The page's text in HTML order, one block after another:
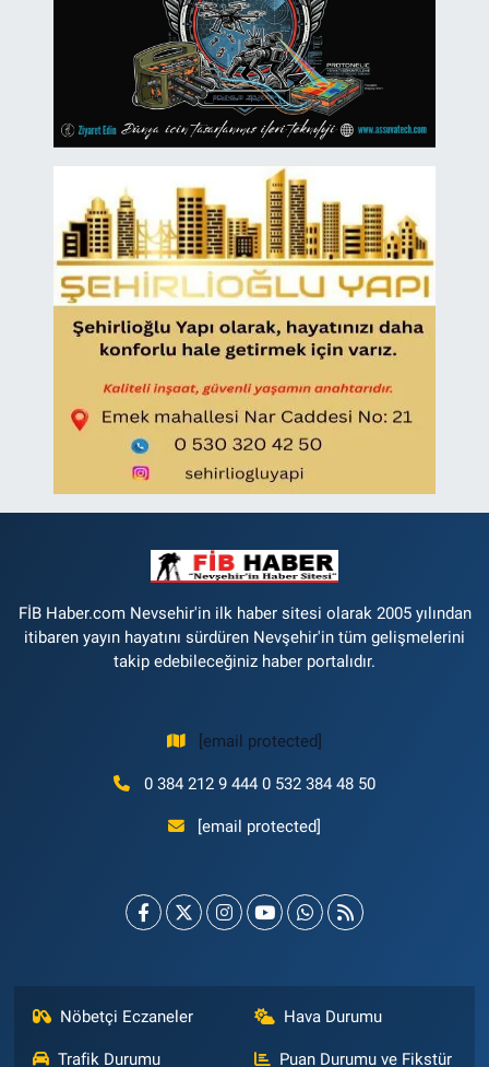
FİB Haber.com Nevsehir'in ilk haber sitesi olarak 2005 yılından
itibaren yayın hayatını sürdüren Nevşehir'in tüm gelişmelerini
takip edebileceğiniz haber portalıdır.
[email protected]
0 384 212 9 444 0 532 384 48 50
[email protected]
Nöbetçi Eczaneler Hava Durumu
Trafik Durumu Puan Durumu ve Fikstür